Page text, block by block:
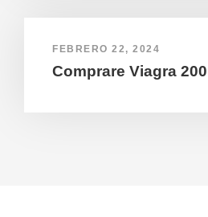
FEBRERO 22, 2024
Comprare Viagra